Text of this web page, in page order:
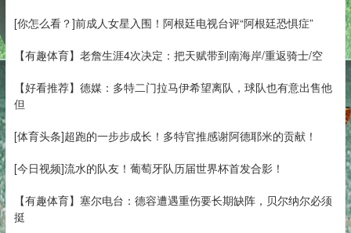
[你怎么看？]前成人女星入围！阿根廷电视台评“阿根廷恐惧症”
【有趣体育】老詹生涯4次决定：把天赋带到南海岸/重返骑士/空
【好看推荐】德媒：多特二门拉马伊希望离队，球队也有意出售他
但
[体育头条]超跑的一步步成长！多特官推感谢阿德耶米的贡献！
[今日视频]流水的队友！葡萄牙队历届世界杯首发合影！
【有趣体育】塞尔电台：德容遭遇重伤要长期缺阵，贝尔纳尔必须
挺